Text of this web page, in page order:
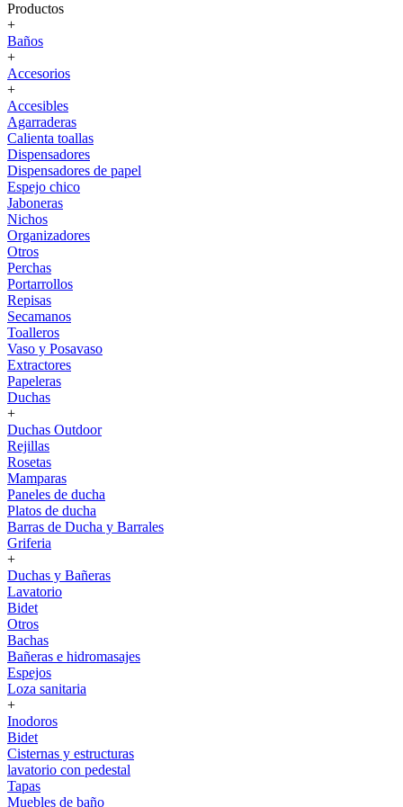
Productos
+
Baños
+
Accesorios
+
Accesibles
Agarraderas
Calienta toallas
Dispensadores
Dispensadores de papel
Espejo chico
Jaboneras
Nichos
Organizadores
Otros
Perchas
Portarrollos
Repisas
Secamanos
Toalleros
Vaso y Posavaso
Extractores
Papeleras
Duchas
+
Duchas Outdoor
Rejillas
Rosetas
Mamparas
Paneles de ducha
Platos de ducha
Barras de Ducha y Barrales
Griferia
+
Duchas y Bañeras
Lavatorio
Bidet
Otros
Bachas
Bañeras e hidromasajes
Espejos
Loza sanitaria
+
Inodoros
Bidet
Cisternas y estructuras
lavatorio con pedestal
Tapas
Muebles de baño